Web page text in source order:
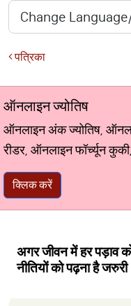
पत्रिका
ऑनलाइन ज्योतिष
ऑनलाइन अंक ज्योतिष,
रीडर, ऑनलाइन फॉर्च्यून
क्लिक करें
अगर जीवन में हर पड़ाव
नीतियों को पढ़ना है जरुरी